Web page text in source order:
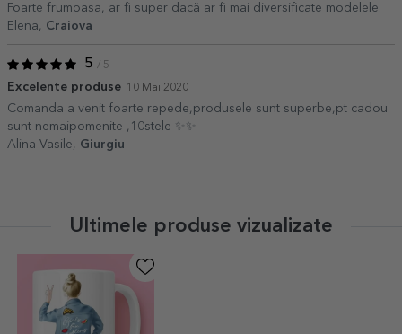
Foarte frumoasa, ar fi super dacă ar fi mai diversificate modelele.
Elena, Craiova
5 / 5
Excelente produse 10 Mai 2020
Comanda a venit foarte repede,produsele sunt superbe,pt cadou
sunt nemaipomenite ,10stele ✨✨
Alina Vasile, Giurgiu
Ultimele produse vizualizate